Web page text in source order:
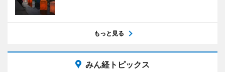
もっと見る
みん経トピックス